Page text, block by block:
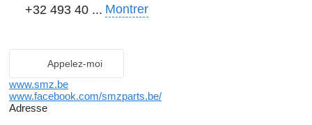
+32 493 40 ... Montrer
Appelez-moi
www.smz.be
www.facebook.com/smzparts.be/
Adresse